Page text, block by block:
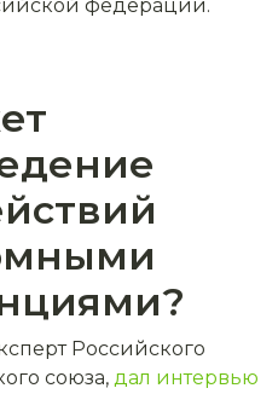
федерации.
Российского
союза, дал интервью